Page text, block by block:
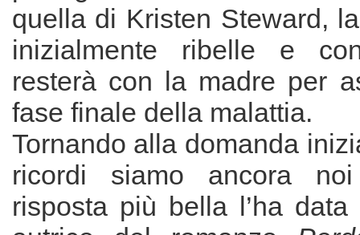
quella di Kristen Steward,
inizialmente ribelle e
resterà con la madre per
fase finale della malattia.
Tornando alla domanda
ricordi siamo ancora
risposta più bella l’ha